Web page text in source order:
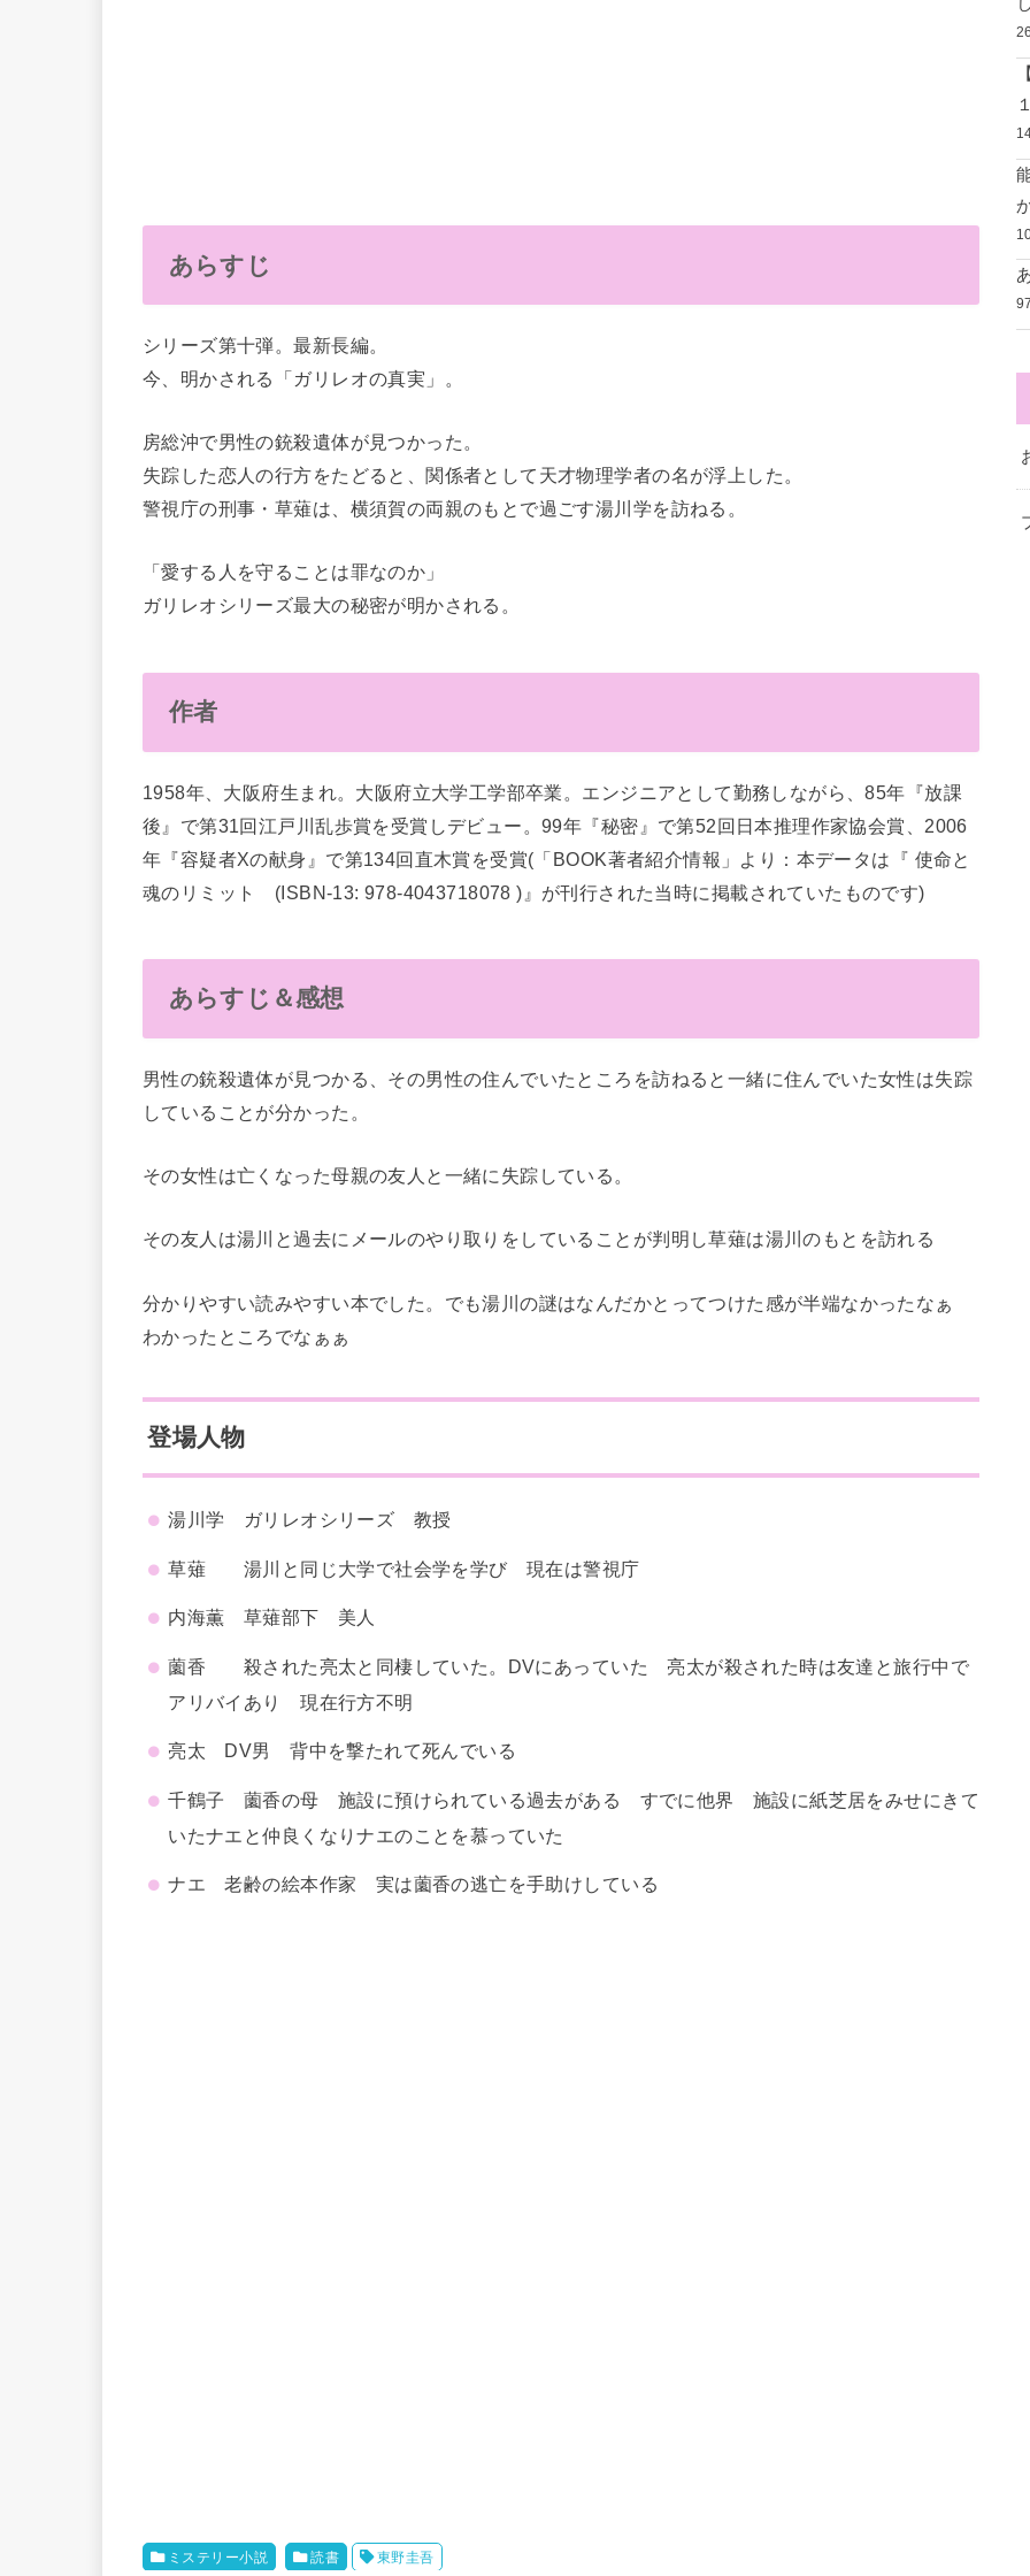
あらすじ
シリーズ第十弾。最新長編。
今、明かされる「ガリレオの真実」。
房総沖で男性の銃殺遺体が見つかった。
失踪した恋人の行方をたどると、関係者として天才物理学者の名が浮上した。
警視庁の刑事・草薙は、横須賀の両親のもとで過ごす湯川学を訪ねる。
「愛する人を守ることは罪なのか」
ガリレオシリーズ最大の秘密が明かされる。
作者
1958年、大阪府生まれ。大阪府立大学工学部卒業。エンジニアとして勤務しながら、85年『放課
後』で第31回江戸川乱歩賞を受賞しデビュー。99年『秘密』で第52回日本推理作家協会賞、2006
年『容疑者Xの献身』で第134回直木賞を受賞(「BOOK著者紹介情報」より：本データは『 使命と
魂のリミット (ISBN-13: 978-4043718078 )』が刊行された当時に掲載されていたものです)
あらすじ＆感想
男性の銃殺遺体が見つかる、その男性の住んでいたところを訪ねると一緒に住んでいた女性は失踪
していることが分かった。
その女性は亡くなった母親の友人と一緒に失踪している。
その友人は湯川と過去にメールのやり取りをしていることが判明し草薙は湯川のもとを訪れる
分かりやすい読みやすい本でした。でも湯川の謎はなんだかとってつけた感が半端なかったなぁ
わかったところでなぁぁ
登場人物
湯川学 ガリレオシリーズ 教授
草薙 湯川と同じ大学で社会学を学び 現在は警視庁
内海薫 草薙部下 美人
薗香 殺された亮太と同棲していた。DVにあっていた 亮太が殺された時は友達と旅行中で
アリバイあり 現在行方不明
亮太 DV男 背中を撃たれて死んでいる
千鶴子 薗香の母 施設に預けられている過去がある すでに他界 施設に紙芝居をみせにきて
いたナエと仲良くなりナエのことを慕っていた
ナエ 老齢の絵本作家 実は薗香の逃亡を手助けしている
ミステリー小説 読書 東野圭吾